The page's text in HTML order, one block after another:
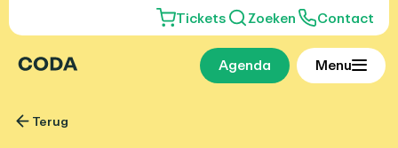
Tickets Zoeken Contact
Agenda Menu
Terug